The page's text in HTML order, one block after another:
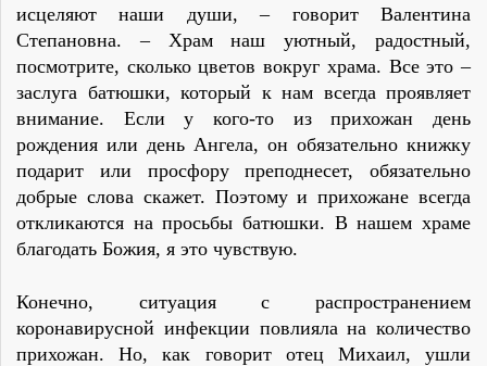
исцеляют наши души, – говорит Валентина
Степановна. – Храм наш уютный, радостный,
посмотрите, сколько цветов вокруг храма. Все это –
заслуга батюшки, который к нам всегда проявляет
внимание. Если у кого-то из прихожан день
рождения или день Ангела, он обязательно книжку
подарит или просфору преподнесет, обязательно
добрые слова скажет. Поэтому и прихожане всегда
откликаются на просьбы батюшки. В нашем храме
благодать Божия, я это чувствую.
Конечно, ситуация с распространением
коронавирусной инфекции повлияла на количество
прихожан. Но, как говорит отец Михаил, ушли